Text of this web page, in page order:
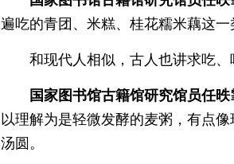
遍吃的青团、米糕、桂花糯米藕这一
和现代人相似，古人也讲求吃、
国家图书馆古籍馆研究馆员任昳
以理解为是轻微发酵的麦粥，有点
汤圆。